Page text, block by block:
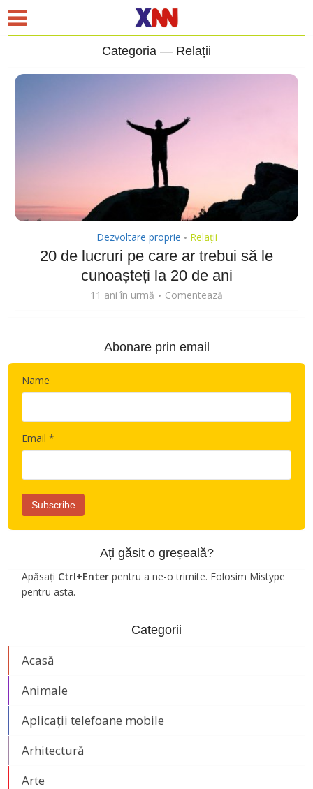
Categoria — Relații
Dezvoltare proprie • Relații
20 de lucruri pe care ar trebui să le
cunoașteți la 20 de ani
11 ani în urmă Comentează
Abonare prin email
Name
Email *
Ați găsit o greșeală?
Apăsați Ctrl+Enter pentru a ne-o trimite. Folosim Mistype
pentru asta.
Categorii
Acasă
Animale
Aplicații telefoane mobile
Arhitectură
Arte